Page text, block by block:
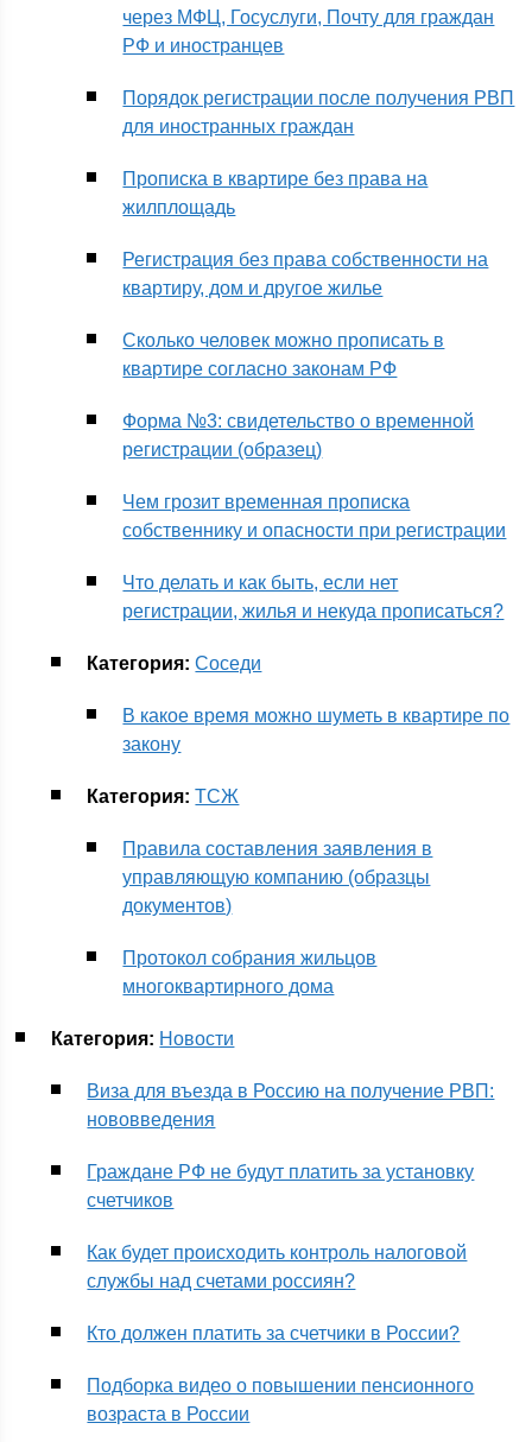
через МФЦ, Госуслуги, Почту для граждан
РФ и иностранцев
Порядок регистрации после получения РВП
для иностранных граждан
Прописка в квартире без права на
жилплощадь
Регистрация без права собственности на
квартиру, дом и другое жилье
Сколько человек можно прописать в
квартире согласно законам РФ
Форма №3: свидетельство о временной
регистрации (образец)
Чем грозит временная прописка
собственнику и опасности при регистрации
Что делать и как быть, если нет
регистрации, жилья и некуда прописаться?
Категория: Соседи
В какое время можно шуметь в квартире по
закону
Категория: ТСЖ
Правила составления заявления в
управляющую компанию (образцы
документов)
Протокол собрания жильцов
многоквартирного дома
Категория: Новости
Виза для въезда в Россию на получение РВП:
нововведения
Граждане РФ не будут платить за установку
счетчиков
Как будет происходить контроль налоговой
службы над счетами россиян?
Кто должен платить за счетчики в России?
Подборка видео о повышении пенсионного
возраста в России